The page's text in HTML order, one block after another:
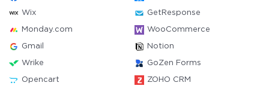
Wix GetResponse
Monday.com WooCommerce
Gmail Notion
Wrike GoZen Forms
Opencart ZOHO CRM